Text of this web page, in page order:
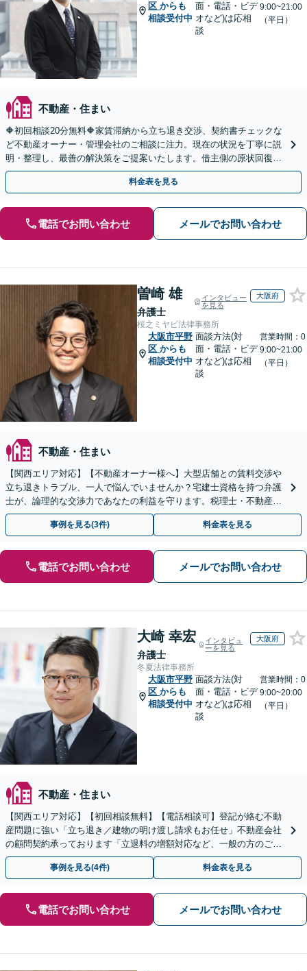
区 からも
相談受付中
面・電話・ビデ
オなど)は応相
談
9:00~21:00
（平日）
不動産・住まい
🔶初回相談20分無料🔶家賃滞納から立ち退き交渉、契約書チェックな
ど不動産オーナー・管理会社のご相談に注力。現在の状況を丁寧に説
明・整理し、最善の解決策をご提案いたします。借主側の原状回復・
退去時の立ち会い対応も可能【三ノ宮駅6分】
料金表を見る
電話でお問い合わせ メールでお問い合わせ
曽崎 雄
弁護士
インタビュー
を見る
大阪府
桜之ミヤビ法律事務所
大阪市平野
区 からも
相談受付中
面談方法(対
面・電話・ビデ
オなど)は応相
談
営業時間：0
9:00~21:00
（平日）
不動産・住まい
【関西エリア対応】【不動産オーナー様へ】大型店舗との賃料交渉や
立ち退きトラブル、一人で悩んでいませんか？宅建士資格を持つ弁護
士が、論理的な交渉力であなたの利益を守ります。税理士・不動産鑑
定士等と連携し、複雑な案件もワンストップで解決へ。
事例を見る(3件) 料金表を見る
電話でお問い合わせ メールでお問い合わせ
大崎 幸宏
弁護士
インタビュ
ーを見る
大阪府
冬夏法律事務所
大阪市平野
区 からも
相談受付中
面談方法(対
面・電話・ビデ
オなど)は応相
談
営業時間：0
9:00~20:00
（平日）
不動産・住まい
【関西エリア対応】【初回相談無料】【電話相談可】登記が絡む不動
産問題に強い「立ち退き／建物の明け渡し請求もお任せ」不動産会社
の顧問契約承っております「立退料の増額対応など、一般の方のご相
談に対応」【夜間・休日面談可】【メール相談対応】
事例を見る(4件) 料金表を見る
電話でお問い合わせ メールでお問い合わせ